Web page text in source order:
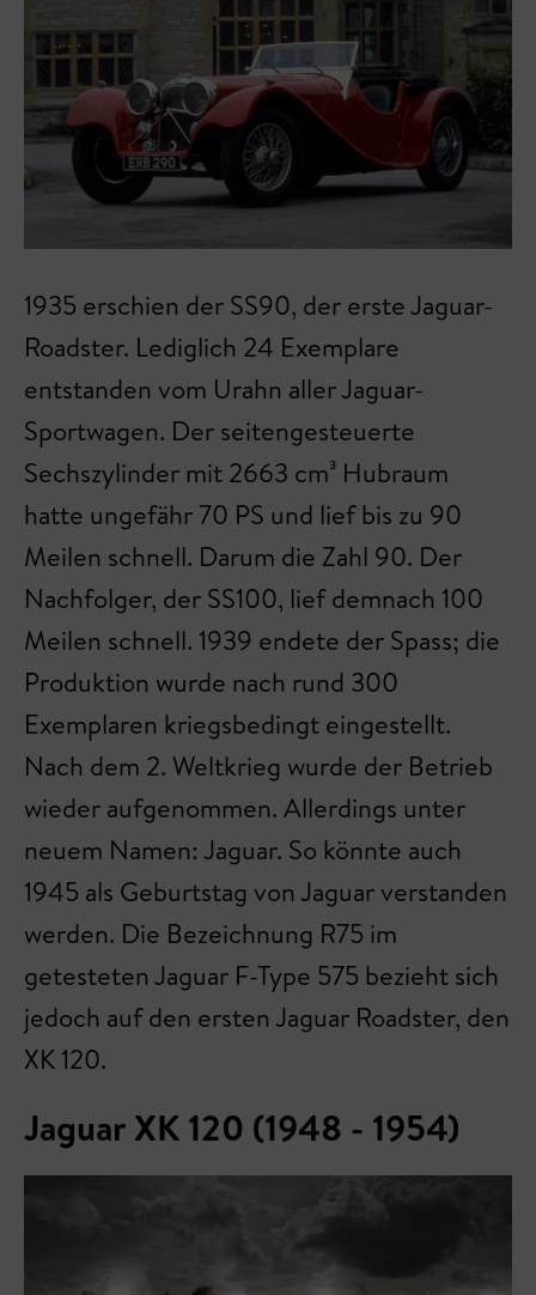
1935 erschien der SS90, der erste Jaguar-
Roadster. Lediglich 24 Exemplare
entstanden vom Urahn aller Jaguar-
Sportwagen. Der seitengesteuerte
Sechszylinder mit 2663 cm³ Hubraum
hatte ungefähr 70 PS und lief bis zu 90
Meilen schnell. Darum die Zahl 90. Der
Nachfolger, der SS100, lief demnach 100
Meilen schnell. 1939 endete der Spass; die
Produktion wurde nach rund 300
Exemplaren kriegsbedingt eingestellt.
Nach dem 2. Weltkrieg wurde der Betrieb
wieder aufgenommen. Allerdings unter
neuem Namen: Jaguar. So könnte auch
1945 als Geburtstag von Jaguar verstanden
werden. Die Bezeichnung R75 im
getesteten Jaguar F-Type 575 bezieht sich
jedoch auf den ersten Jaguar Roadster, den
XK 120.
Jaguar XK 120 (1948 - 1954)